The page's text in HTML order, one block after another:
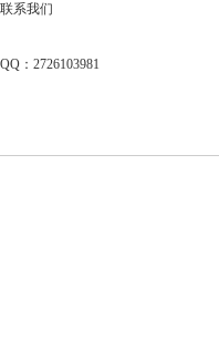
联系我们
QQ：2726103981